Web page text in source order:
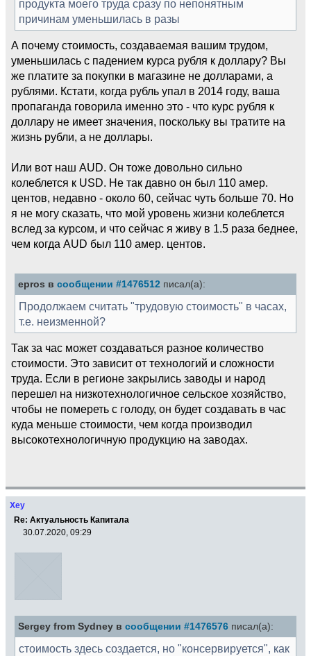
продукта моего труда сразу по непонятным
причинам уменьшилась в разы
А почему стоимость, создаваемая вашим трудом,
уменьшилась с падением курса рубля к доллару? Вы
же платите за покупки в магазине не долларами, а
рублями. Кстати, когда рубль упал в 2014 году, ваша
пропаганда говорила именно это - что курс рубля к
доллару не имеет значения, поскольку вы тратите на
жизнь рубли, а не доллары.
Или вот наш AUD. Он тоже довольно сильно
колеблется к USD. Не так давно он был 110 амер.
центов, недавно - около 60, сейчас чуть больше 70. Но
я не могу сказать, что мой уровень жизни колеблется
вслед за курсом, и что сейчас я живу в 1.5 раза беднее,
чем когда AUD был 110 амер. центов.
epros в сообщении #1476512 писал(а):
Продолжаем считать "трудовую стоимость" в часах,
т.е. неизменной?
Так за час может создаваться разное количество
стоимости. Это зависит от технологий и сложности
труда. Если в регионе закрылись заводы и народ
перешел на низкотехнологичное сельское хозяйство,
чтобы не помереть с голоду, он будет создавать в час
куда меньше стоимости, чем когда производил
высокотехнологичную продукцию на заводах.
Xey
Re: Актуальность Капитала
30.07.2020, 09:29
Sergey from Sydney в сообщении #1476576 писал(а):
стоимость здесь создается, но "консервируется", как